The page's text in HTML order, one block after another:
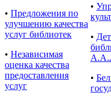
• Предложения по
улучшению качества
услуг библиотек
• Независимая
оценка качества
предоставления
услуг
•
•
•